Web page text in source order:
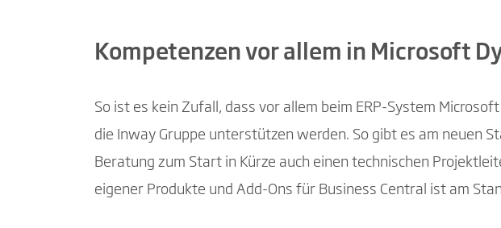
Kompetenzen vor allem in Microsoft
So ist es kein Zufall, dass vor allem beim ERP-System
die Inway Gruppe unterstützen werden. So gibt es am neuen
Beratung zum Start in Kürze auch einen technischen
eigener Produkte und Add-Ons für Business Central ist am